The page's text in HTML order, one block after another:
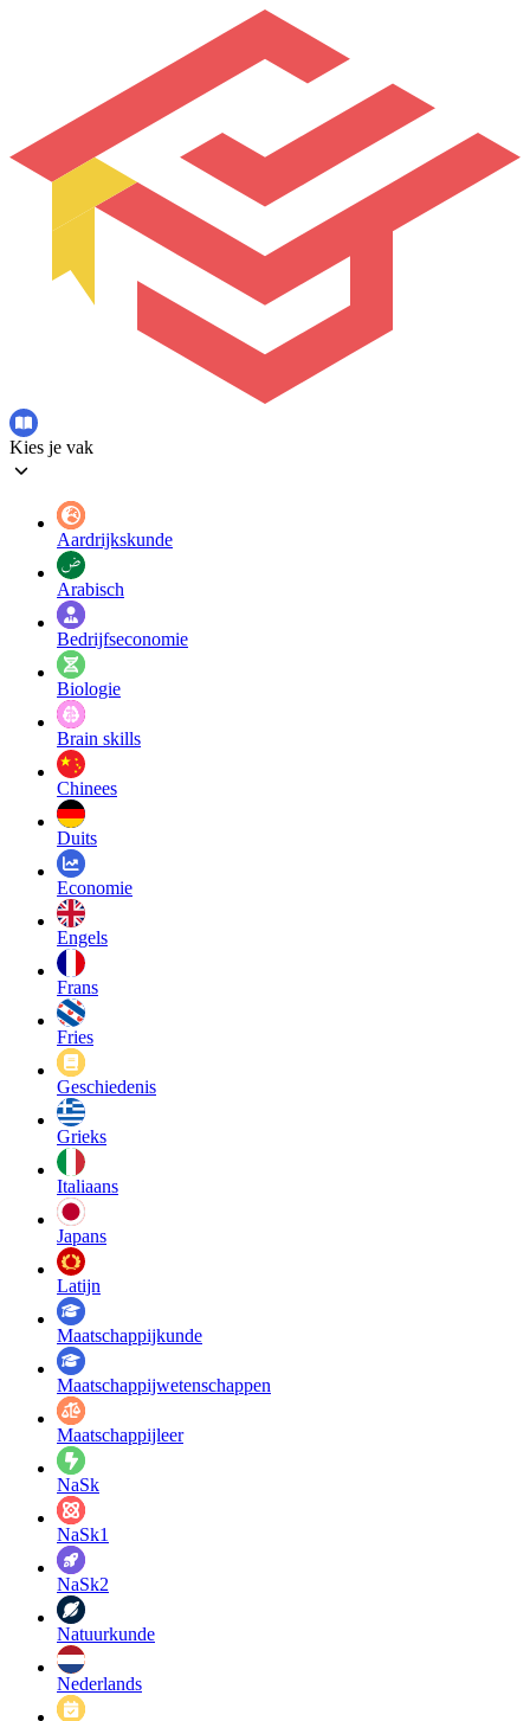
Kies je vak
Aardrijkskunde
Arabisch
Bedrijfseconomie
Biologie
Brain skills
Chinees
Duits
Economie
Engels
Frans
Fries
Geschiedenis
Grieks
Italiaans
Japans
Latijn
Maatschappij­kunde
Maatschappij­wetenschappen
Maatschappijleer
NaSk
NaSk1
NaSk2
Natuurkunde
Nederlands